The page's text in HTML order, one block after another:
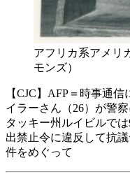
アフリカ系アメリ
モンズ）
【CJC】AFP＝時事通
イラーさん（26）が警
タッキー州ルイビルで
出禁止令に違反して抗
件をめぐって